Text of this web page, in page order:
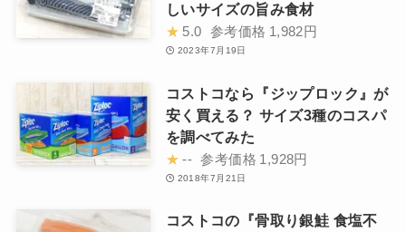
しいサイズの旨み食材
★ 5.0 参考価格 1,982円
2023年7月19日
コストコなら『ジップロック』が
安く買える？ サイズ3種のコスパ
を調べてみた
★ -- 参考価格 1,928円
2018年7月21日
コストコの『骨取り銀鮭 食塩不